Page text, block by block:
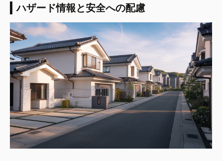
ハザード情報と安全への配慮